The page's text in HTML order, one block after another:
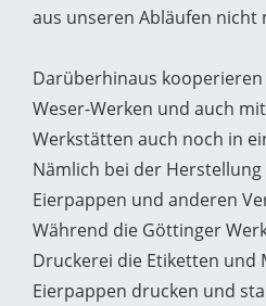
aus unseren Abläufen nicht
Darüberhinaus
Weser-Werken und auch
Werkstätten auch noch in
Nämlich bei der
Eierpappen und anderen
Während die Göttinger
Druckerei die Etiketten
Eierpappen drucken und